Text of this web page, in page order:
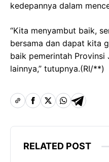
kedepannya dalam
“Kita menyambut baik,
bersama dan dapat kita
baik pemerintah
lainnya,” tutupnya.(RI/**)
RELATED POST